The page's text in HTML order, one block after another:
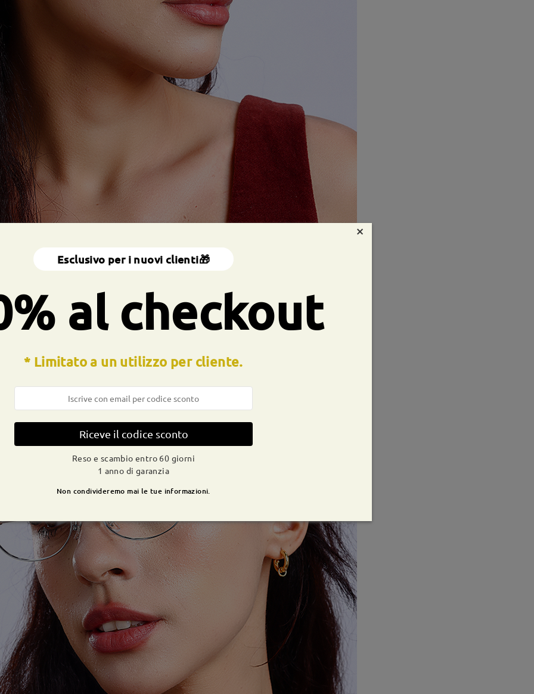
×
Esclusivo per i nuovi clienti🎁
al checkout
* Limitato a un utilizzo per cliente.
Riceve il codice sconto
Reso e scambio entro 60 giorni
1 anno di garanzia
Non condivideremo mai le tue informazioni.